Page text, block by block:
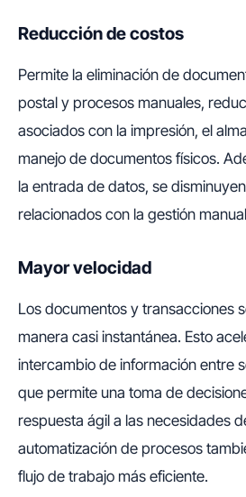
Reducción de costos
Permite la eliminación de
postal y procesos manuales,
asociados con la impresión, el
manejo de documentos físicos.
la entrada de datos, se
relacionados con la gestión
Mayor velocidad
Los documentos y transacciones
manera casi instantánea. Esto
intercambio de información entre
que permite una toma de
respuesta ágil a las necesidades
automatización de procesos
flujo de trabajo más eficiente.